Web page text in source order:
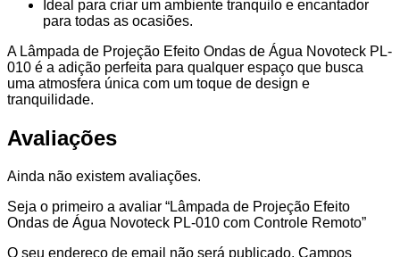
Ideal para criar um ambiente tranquilo e encantador
para todas as ocasiões.
A Lâmpada de Projeção Efeito Ondas de Água Novoteck PL-
010 é a adição perfeita para qualquer espaço que busca
uma atmosfera única com um toque de design e
tranquilidade.
Avaliações
Ainda não existem avaliações.
Seja o primeiro a avaliar “Lâmpada de Projeção Efeito
Ondas de Água Novoteck PL-010 com Controle Remoto”
O seu endereço de email não será publicado. Campos